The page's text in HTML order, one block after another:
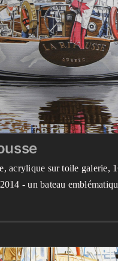
La Ripousse
peintures en détail
Peintures
récemment
acrylique sur toile galerie,
- un bateau